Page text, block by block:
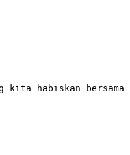
kita habiskan